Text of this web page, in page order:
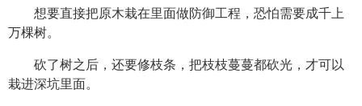
想要直接把原木栽在里面做防御工程，恐怕需要成千上
万棵树。
砍了树之后，还要修枝条，把枝枝蔓蔓都砍光，才可以
栽进深坑里面。